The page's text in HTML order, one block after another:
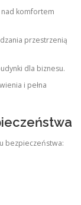
nad komfortem
przestrzenią
dla biznesu.
i pełna
bezpieczeństwa: